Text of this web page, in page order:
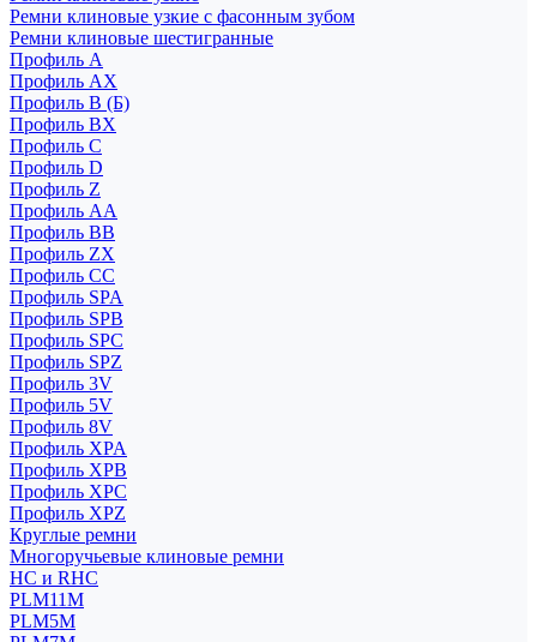
Ремни клиновые узкие с фасонным зубом
Ремни клиновые шестигранные
Профиль A
Профиль AX
Профиль B (Б)
Профиль BX
Профиль C
Профиль D
Профиль Z
Профиль АА
Профиль BB
Профиль ZX
Профиль CC
Профиль SPA
Профиль SPB
Профиль SPC
Профиль SPZ
Профиль 3V
Профиль 5V
Профиль 8V
Профиль XPA
Профиль XPB
Профиль XPC
Профиль XPZ
Круглые ремни
Многоручьевые клиновые ремни
HC и RHC
PLM11M
PLM5M